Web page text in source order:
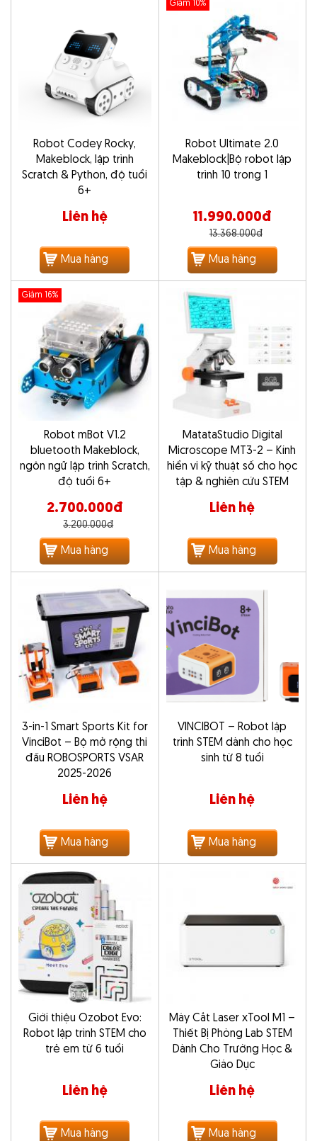
Robot Codey Rocky,
Makeblock, lập trình
Scratch & Python, độ tuổi
6+
Liên hệ
Mua hàng
Robot Ultimate 2.0
Makeblock|Bộ robot lập
trình 10 trong 1
11.990.000đ
13.368.000đ
Giảm 10%
Mua hàng
Robot mBot V1.2
bluetooth Makeblock,
ngôn ngữ lập trình Scratch,
độ tuổi 6+
2.700.000đ
3.200.000đ
Giảm 16%
Mua hàng
MatataStudio Digital
Microscope MT3-2 – Kính
hiển vi kỹ thuật số cho học
tập & nghiên cứu STEM
Liên hệ
Mua hàng
3-in-1 Smart Sports Kit for
VinciBot – Bộ mở rộng thi
đấu ROBOSPORTS VSAR
2025-2026
Liên hệ
Mua hàng
VINCIBOT – Robot lập
trình STEM dành cho học
sinh từ 8 tuổi
Liên hệ
Mua hàng
Giới thiệu Ozobot Evo:
Robot lập trình STEM cho
trẻ em từ 6 tuổi
Liên hệ
Mua hàng
Máy Cắt Laser xTool M1 –
Thiết Bị Phòng Lab STEM
Dành Cho Trường Học &
Giáo Dục
Liên hệ
Mua hàng